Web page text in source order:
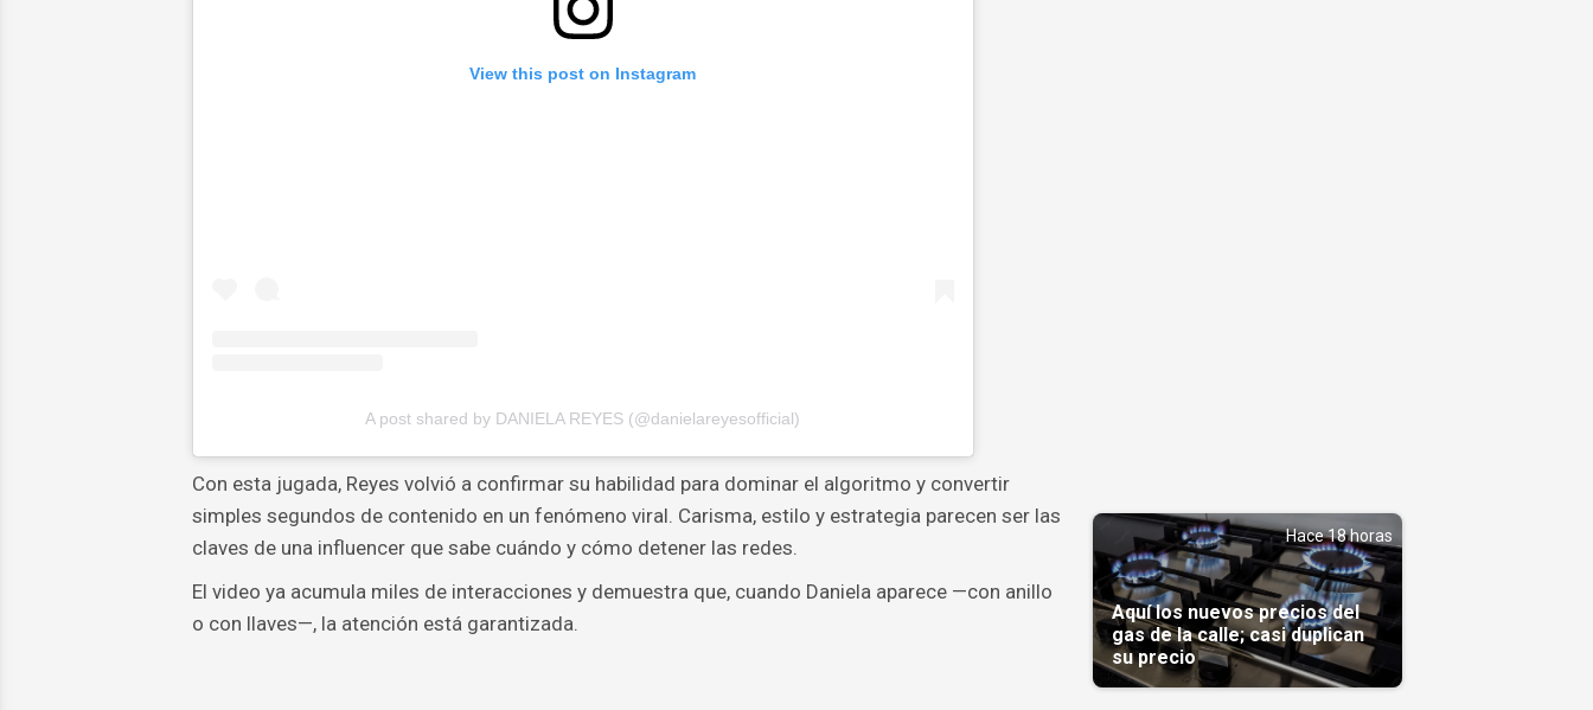
View this post on Instagram
A post shared by DANIELA REYES (@danielareyesofficial)
Con esta jugada, Reyes volvió a confirmar su habilidad para dominar el algoritmo y convertir
simples segundos de contenido en un fenómeno viral. Carisma, estilo y estrategia parecen ser las
claves de una influencer que sabe cuándo y cómo detener las redes.
El video ya acumula miles de interacciones y demuestra que, cuando Daniela aparece —con anillo
o con llaves—, la atención está garantizada.
Hace 18 horas
Aquí los nuevos precios del
gas de la calle; casi duplican
su precio